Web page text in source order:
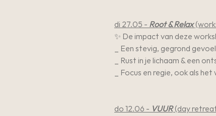
di 27.05 - Root & Relax
✨ De impact van deze
_ Een stevig, gegrond
_ Rust in je lichaam & een
_ Focus en regie, ook als
do 12.06 - VUUR(day